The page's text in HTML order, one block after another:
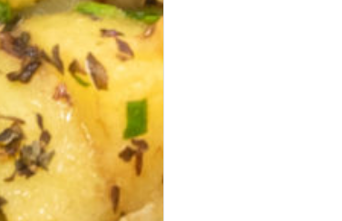
Halloumi Pesto Fries
vegetarisch
knusprige Halloumi Fries mit Basilikum Pesto ·
Fingerfood,
Mezze & Dips